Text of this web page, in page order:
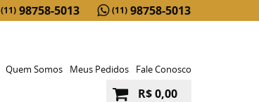
(11) 98758-5013 (11) 98758-5013
Quem Somos Meus Pedidos Fale Conosco
R$ 0,00